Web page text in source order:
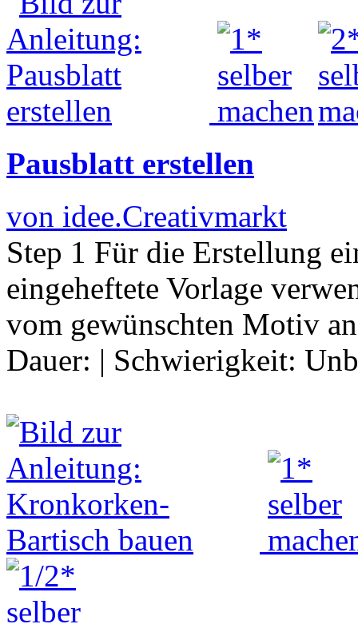
Pausblatt erstellen
von idee.Creativmarkt
Step 1 Für die Erstellung
eingeheftete Vorlage
vom gewünschten Motiv
Dauer: | Schwierigkeit: